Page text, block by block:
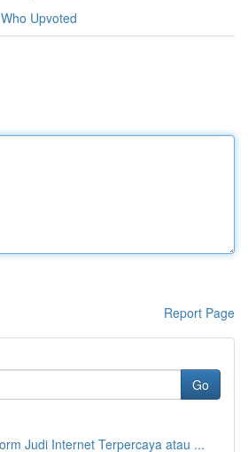
Who Upvoted
Report Page
Go
Judi Internet Terpercaya atau ...